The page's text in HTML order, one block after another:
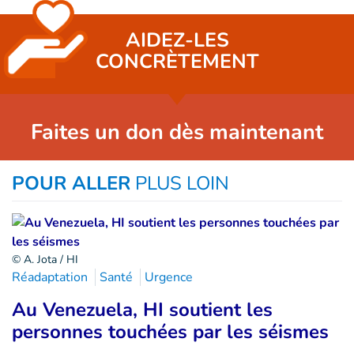
AIDEZ-LES
CONCRÈTEMENT
Faites un don dès maintenant
POUR ALLER PLUS LOIN
© A. Jota / HI
Réadaptation Santé Urgence
Au Venezuela, HI soutient les
personnes touchées par les séismes